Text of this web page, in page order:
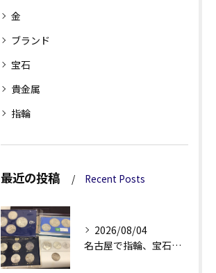
金
ブランド
宝石
貴金属
指輪
最近の投稿 Recent Posts
2026/08/04
名古屋で指輪、宝石買取なら当店で！！。